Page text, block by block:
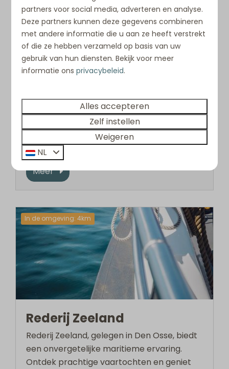
Beware Beach
Blokarten, kitebuggyen en boogschieten.
Zomaar een paar voorbeelden van de gave
activiteiten die u kunt ondernemen bij
Meer
In de omgeving: 4km
Rederij Zeeland
Rederij Zeeland, gelegen in Den Osse, biedt
een onvergetelijke maritieme ervaring.
Ontdek prachtige vaartochten en geniet
partners voor social media, adverteren en analyse.
Deze partners kunnen deze gegevens combineren
met andere informatie die u aan ze heeft verstrekt
of die ze hebben verzameld op basis van uw
gebruik van hun diensten. Bekijk voor meer
informatie onsprivacybeleid.
Alles accepteren
Zelf instellen
Weigeren
NL